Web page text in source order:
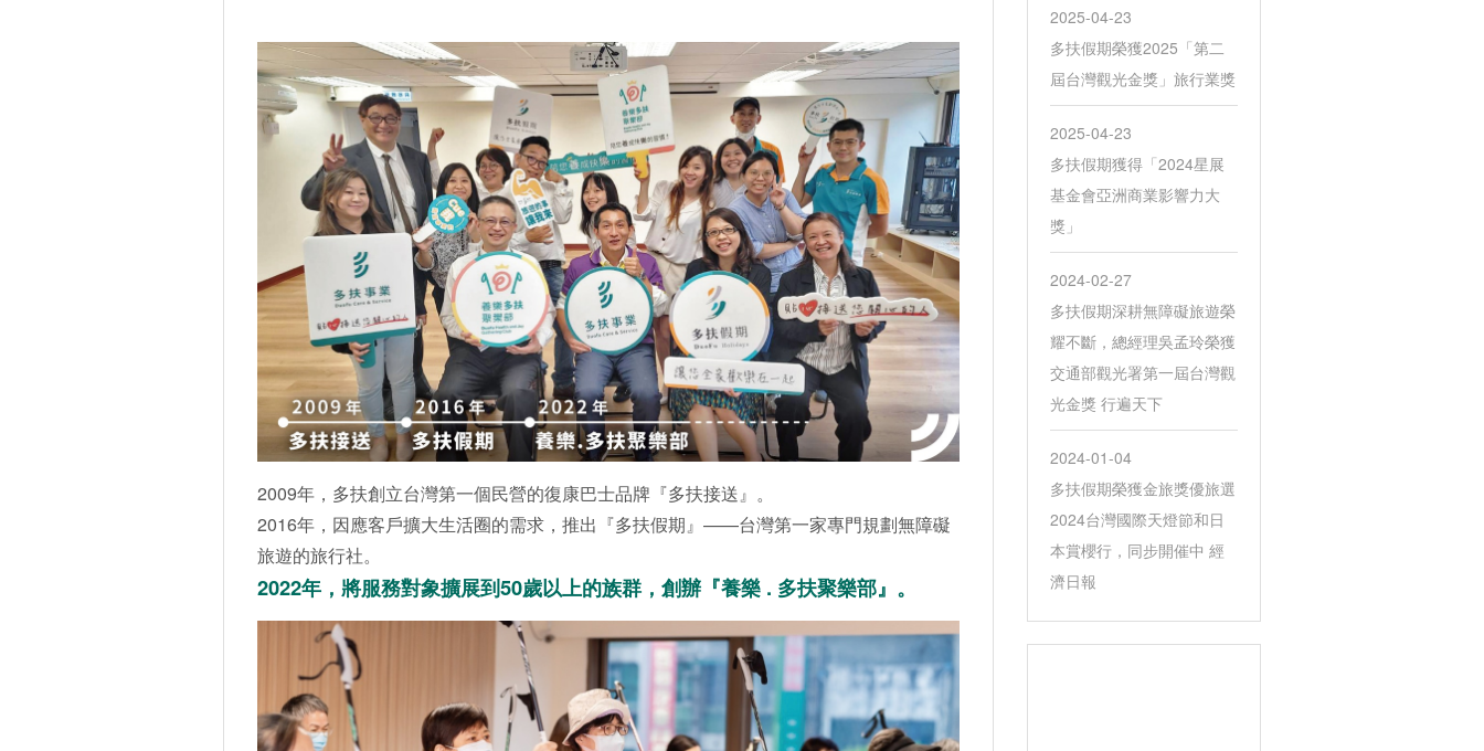
2009年，多扶創立台灣第一個民營的復康巴士品牌『多扶接送』。
2016年，因應客戶擴大生活圈的需求，推出『多扶假期』——台灣第一家專門規劃無障礙
旅遊的旅行社。
2022年，將服務對象擴展到50歲以上的族群，創辦『養樂 . 多扶聚樂部』。
2025-04-23
多扶假期榮獲2025「第二
屆台灣觀光金獎」旅行業獎
2025-04-23
多扶假期獲得「2024星展
基金會亞洲商業影響力大
獎」
2024-02-27
多扶假期深耕無障礙旅遊榮
耀不斷，總經理吳孟玲榮獲
交通部觀光署第一屆台灣觀
光金獎 行遍天下
2024-01-04
多扶假期榮獲金旅獎優旅選
2024台灣國際天燈節和日
本賞櫻行，同步開催中 經
濟日報